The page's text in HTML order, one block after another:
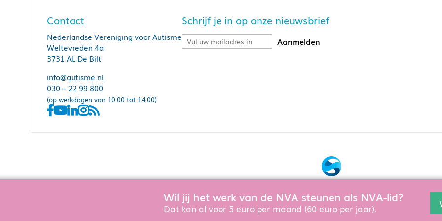
Contact
Nederlandse Vereniging voor Autisme
Weltevreden 4a
3731 AL De Bilt
info@autisme.nl
030 – 22 99 800
(op werkdagen van 10.00 tot 14.00)
Schrijf je in op onze nieuwsbrief
Snowball Ecommerce
Om de website goed te laten functioneren en te verbeteren gebruiken wij cookies. Als u de website
Zie onzeprivacyverklaring , die ook geldt als u lid wordt of zich aanmeldt voor
Wil jij het werk van de NVA steunen als NVA-lid?
Dat kan al voor 5 euro per maand (60 euro per jaar).